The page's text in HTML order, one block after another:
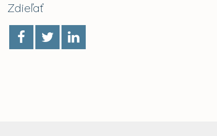
Zdieľať